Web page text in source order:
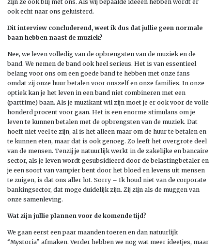
zijn ze ook blij met ons. Als wij bepaalde ideeën hebben wordt er
ook echt naar ons geluisterd.
Dit interview concluderend, weet ik dus dat jullie geen normale
baan hebben naast de muziek?
Nee, we leven volledig van de opbrengsten van de muziek en de
band. We nemen de band ook heel serieus. Het is van essentieel
belang voor ons om een goede band te hebben met onze fans
omdat zij onze huur betalen voor onszelf en onze families. In onze
optiek kan je het leven in een band niet combineren met een
(parttime) baan. Als je muzikant wil zijn moet je er ook voor de volle
honderd procent voor gaan. Het is een enorme stimulans om je
leven te kunnen betalen met de opbrengsten van de muziek. Dat
hoeft niet veel te zijn, al is het alleen maar om de huur te betalen en
te kunnen eten, maar dat is ook genoeg. Zo leeft het overgrote deel
van de mensen. Tenzij je natuurlijk werkt in de zakelijke en bancaire
sector, als je leven wordt gesubsidieerd door de belastingbetaler en
je een soort van vampier bent door het bloed en levens uit mensen
te zuigen, is dat ons aller lot. Sorry – Ik houd niet van de corporate
bankingsector, dat moge duidelijk zijn. Zij zijn als de muggen van
onze samenleving.
Wat zijn jullie plannen voor de komende tijd?
We gaan eerst een paar maanden toeren en dan natuurlijk
“Mystoria” afmaken. Verder hebben we nog wat meer ideetjes, maar